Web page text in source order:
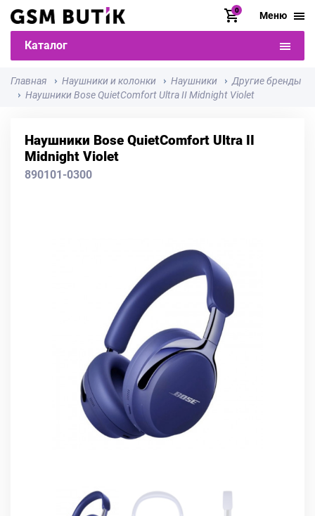
0 Меню
Каталог
Главная Наушники и колонки Наушники
Другие бренды
Наушники Bose QuietComfort Ultra II Midnight Violet
Наушники Bose QuietComfort Ultra II
Midnight Violet
890101-0300